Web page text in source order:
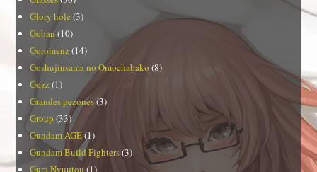
Glory hole (3)
Goban (10)
Goromenz(14)
Goshujinsama no Omochabako (8)
Gozz(1)
Grandes pezones(3)
Group (33)
Gundam AGE(1)
Gundam Build Fighters(3)
Gura Nyuutou (1)